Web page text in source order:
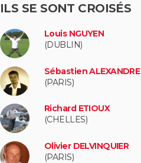
ILS SE SONT CROISÉS
Louis NGUYEN
(DUBLIN)
Sébastien ALEXANDRE
(PARIS)
Richard ETIOUX
(CHELLES)
Olivier DELVINQUIER
(PARIS)